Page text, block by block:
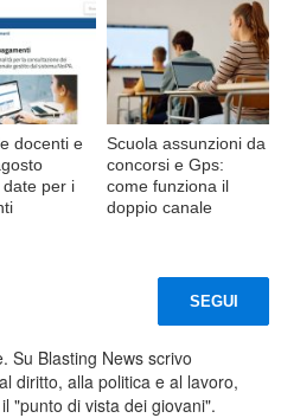
docenti e
per i
Scuola assunzioni da
concorsi e Gps:
come funziona il
doppio canale
SEGUI
Su Blasting News scrivo
diritto, alla politica e al lavoro,
"punto di vista dei giovani".